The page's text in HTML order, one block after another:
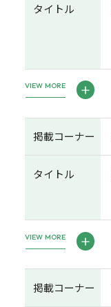
タイトル
VIEW MORE
掲載コーナー
タイトル
VIEW MORE
掲載コーナー